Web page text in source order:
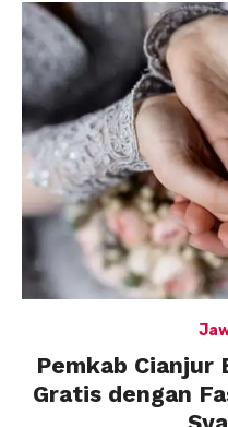
Pemkab Cianjur
Gratis dengan